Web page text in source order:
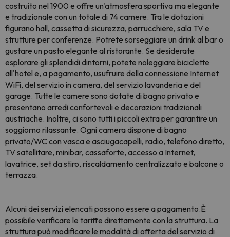
costruito nel 1900 e offre un'atmosfera sportiva ma elegante
e tradizionale con un totale di 74 camere. Tra le dotazioni
figurano hall, cassetta di sicurezza, parrucchiere, sala TV e
strutture per conferenze. Potrete sorseggiare un drink al bar o
gustare un pasto elegante al ristorante. Se desiderate
esplorare gli splendidi dintorni, potete noleggiare biciclette
all'hotel e, a pagamento, usufruire della connessione Internet
WiFi, del servizio in camera, del servizio lavanderia e del
garage. Tutte le camere sono dotate di bagno privato e
presentano arredi confortevoli e decorazioni tradizionali
austriache. Inoltre, ci sono tutti i piccoli extra per garantire un
soggiorno rilassante. Ogni camera dispone di bagno
privato/WC con vasca e asciugacapelli, radio, telefono diretto,
TV satellitare, minibar, cassaforte, accesso a Internet,
lavatrice, set da stiro, riscaldamento centralizzato e balcone o
terrazza.
Alcuni dei servizi elencati possono essere a pagamento.È
possibile verificare le tariffe direttamente con la struttura. La
struttura può modificare le modalità di offerta del servizio di